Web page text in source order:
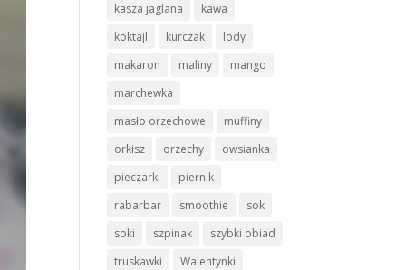
kasza jaglana
kawa
koktajl
kurczak
lody
makaron
maliny
mango
marchewka
masło orzechowe
muffiny
orkisz
orzechy
owsianka
pieczarki
piernik
rabarbar
smoothie
sok
soki
szpinak
szybki obiad
truskawki
Walentynki